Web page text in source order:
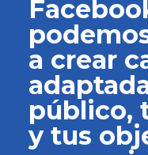
a crear
público,
y tus